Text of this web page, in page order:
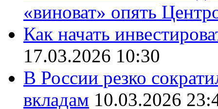
«виноват» опять
Как начать
17.03.2026 10:30
В России резко
вкладам 10.03.2026